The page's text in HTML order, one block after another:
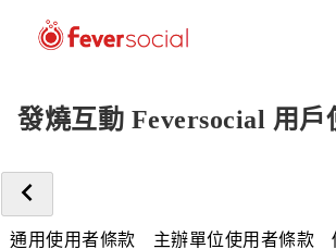
發燒互動 Feversocial 用戶
通用使用者條款 主辦單位使用者條款